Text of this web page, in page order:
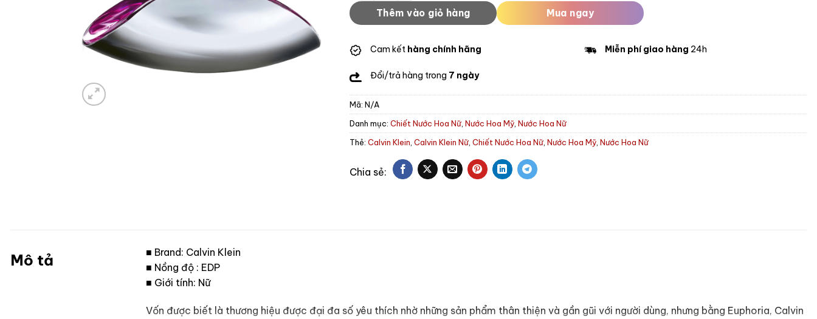
Thêm vào giỏ hàng Mua ngay
Cam kết hàng chính hãng Miễn phí giao hàng 24h
Đổi/trả hàng trong 7 ngày
Mã:N/A
Danh mục:Chiết Nước Hoa Nữ,Nước Hoa Mỹ,Nước Hoa Nữ
Thẻ:Calvin Klein,Calvin Klein Nữ,Chiết Nước Hoa Nữ,Nước Hoa Mỹ,Nước Hoa Nữ
Mô tả
■ Brand: Calvin Klein
■ Nồng độ : EDP
■ Giới tính: Nữ
Vốn được biết là thương hiệu được đại đa số yêu thích nhờ những sản phẩm thân thiện và gần gũi với người dùng, nhưng bằng Euphoria, Calvin